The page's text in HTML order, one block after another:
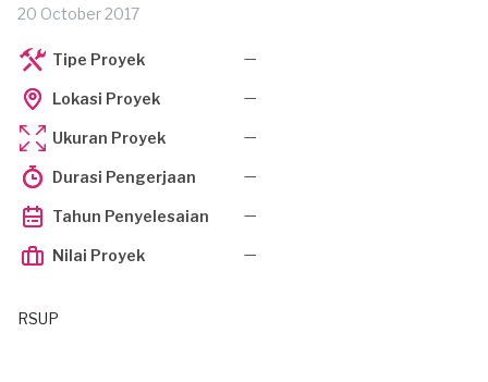
20 October 2017
Tipe Proyek —
Lokasi Proyek —
Ukuran Proyek —
Durasi Pengerjaan —
Tahun Penyelesaian —
Nilai Proyek —
RSUP